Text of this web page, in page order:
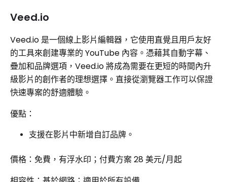
Veed.io
Veed.io 是一個線上影片編輯器，它使用直覺且用戶友好
的工具來創建專業的 YouTube 內容。憑藉其自動字幕、
疊加和品牌選項，Veed.io 將成為需要在更短的時間內升
級影片的創作者的理想選擇。直接從瀏覽器工作可以保證
快速專案的舒適體驗。
優點：
支援在影片中新增自訂品牌。
價格：免費，有浮水印；付費方案 28 美元/月起